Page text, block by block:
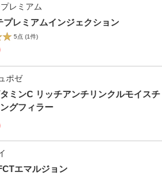
レミアム
プレミアムインジェクション
5点 (1件)
ポゼ
ミンC リッチアンチリンクルモイスチ
グフィラー
エマルジョン